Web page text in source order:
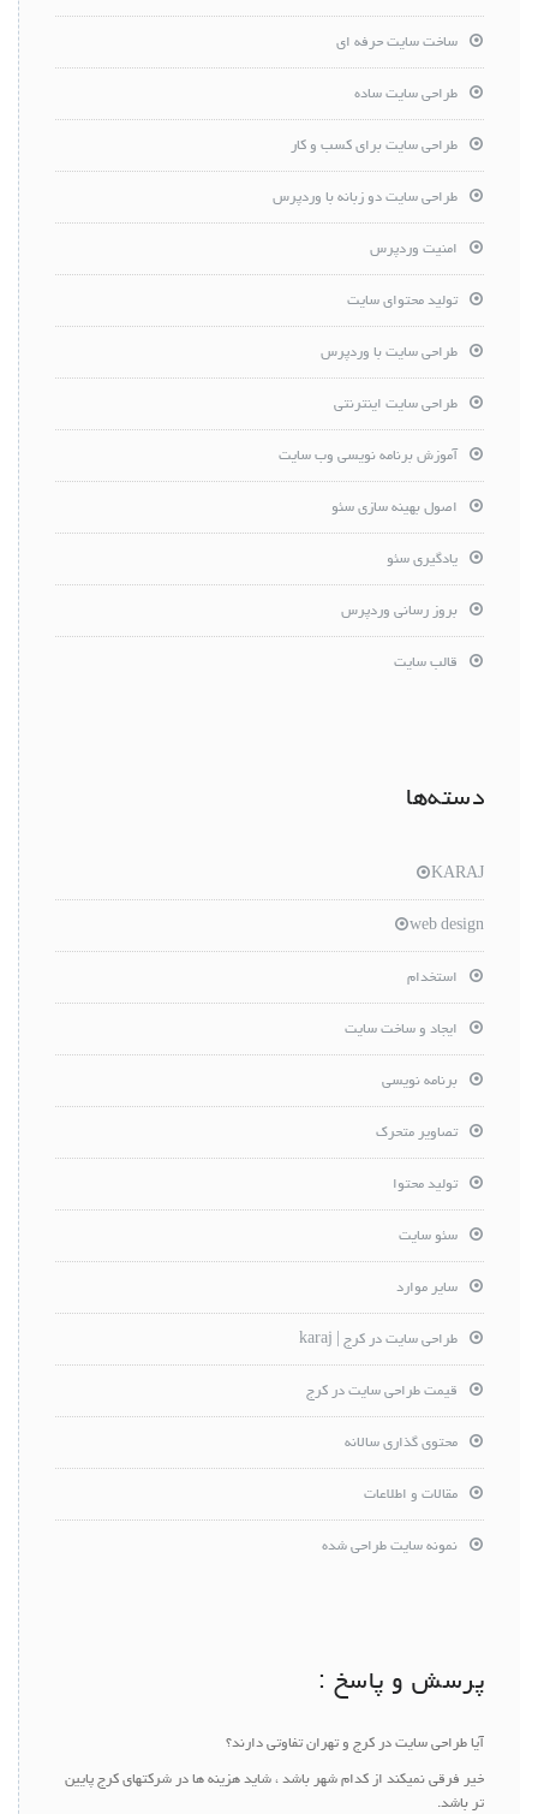
ساخت سایت حرفه ای
طراحی سایت ساده
طراحی سایت برای کسب و کار
طراحی سایت دو زبانه با وردپرس
امنیت وردپرس
تولید محتوای سایت
طراحی سایت با وردپرس
طراحی سایت اینترنتی
آموزش برنامه نویسی وب سایت
اصول بهینه سازی سئو
یادگیری سئو
بروز رسانی وردپرس
قالب سایت
دسته‌ها
KARAJ
web design
استخدام
ایجاد و ساخت سایت
برنامه نویسی
تصاویر متحرک
تولید محتوا
سئو سایت
سایر موارد
طراحی سایت در کرج | karaj
قیمت طراحی سایت در کرج
محتوی گذاری سالانه
مقالات و اطلاعات
نمونه سایت طراحی شده
پرسش و پاسخ :
آیا طراحی سایت در کرج و تهران تفاوتی دارند؟
خیر فرقی نمیکند از کدام شهر باشد ، شاید هزینه ها در شرکتهای کرج پایین
تر باشد.